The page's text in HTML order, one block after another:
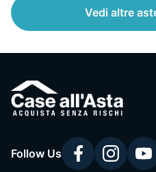
Vedi altre
Follow Us